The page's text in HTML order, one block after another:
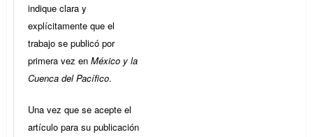
indique clara y
explícitamente que el
trabajo se publicó por
primera vez en México y la
Cuenca del Pacífico.
Una vez que se acepte el
artículo para su publicación